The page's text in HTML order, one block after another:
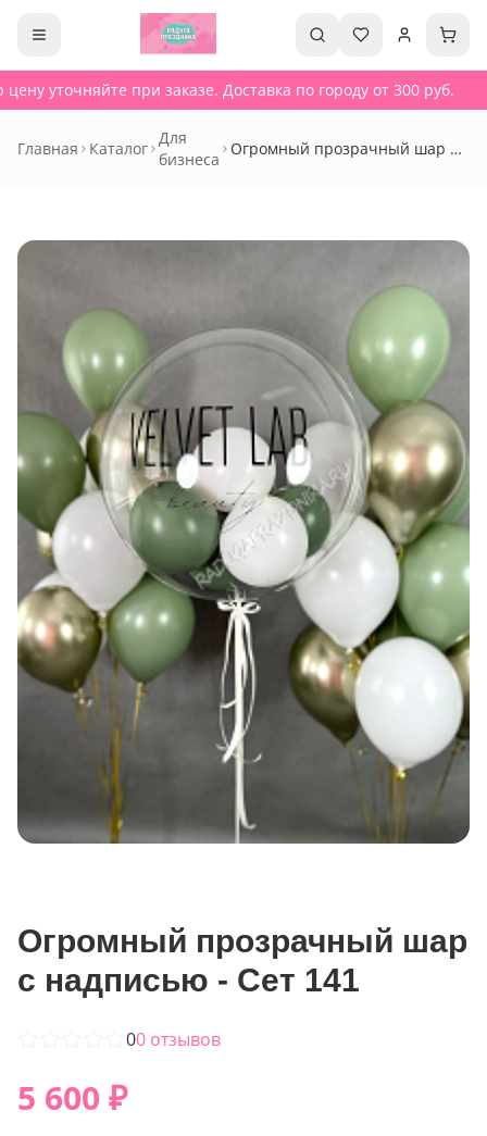
уточняйте при заказе. Доставка по городу от 300 руб.
Главная Каталог
Для
бизнеса
Огромный прозрачный шар с
Огромный прозрачный шар
с надписью - Сет 141
00 отзывов
5 600 ₽